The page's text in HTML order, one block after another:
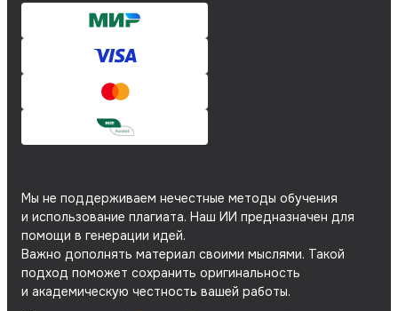
Мы не поддерживаем нечестные методы обучения
и использование плагиата. Наш ИИ предназначен для
помощи в генерации идей.
Важно дополнять материал своими мыслями. Такой
подход поможет сохранить оригинальность
и академическую честность вашей работы.